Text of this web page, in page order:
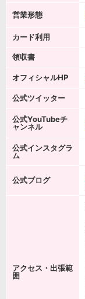
営業形態
カード利用
領収書
オフィシャルHP
公式ツイッター
公式YouTubeチ
ャンネル
公式インスタグラ
ム
公式ブログ
アクセス・出張範
囲